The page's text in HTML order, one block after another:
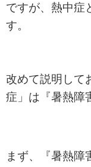
ですが、熱中症
す。
改めて説明して
症」は『暑熱
まず、『暑熱障